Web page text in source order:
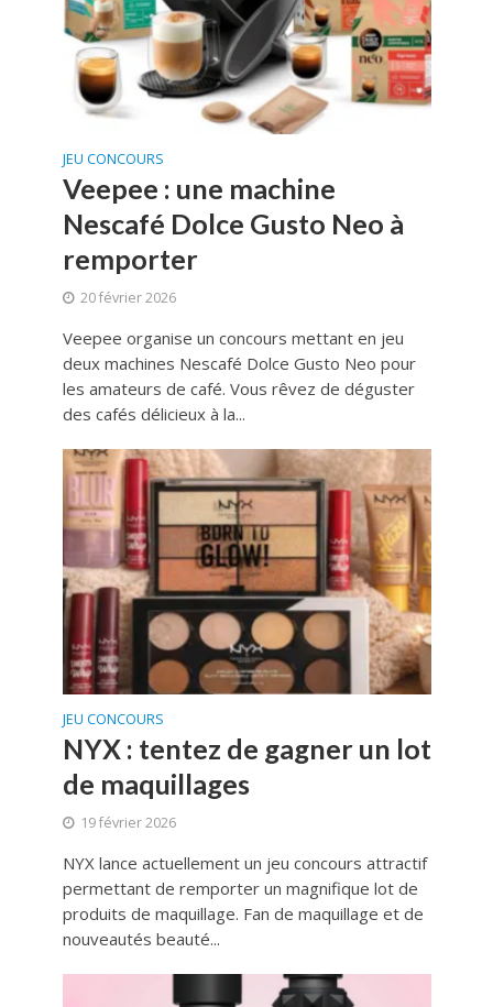
JEU CONCOURS
Veepee : une machine
Nescafé Dolce Gusto Neo à
remporter
20 février 2026
Veepee organise un concours mettant en jeu
deux machines Nescafé Dolce Gusto Neo pour
les amateurs de café. Vous rêvez de déguster
des cafés délicieux à la...
JEU CONCOURS
NYX : tentez de gagner un lot
de maquillages
19 février 2026
NYX lance actuellement un jeu concours attractif
permettant de remporter un magnifique lot de
produits de maquillage. Fan de maquillage et de
nouveautés beauté...